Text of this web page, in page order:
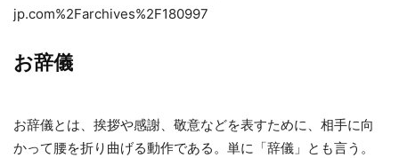
jp.com%2Farchives%2F180997
お辞儀
お辞儀とは、挨拶や感謝、敬意などを表すために、相手に向
かって腰を折り曲げる動作である。単に「辞儀」とも言う。